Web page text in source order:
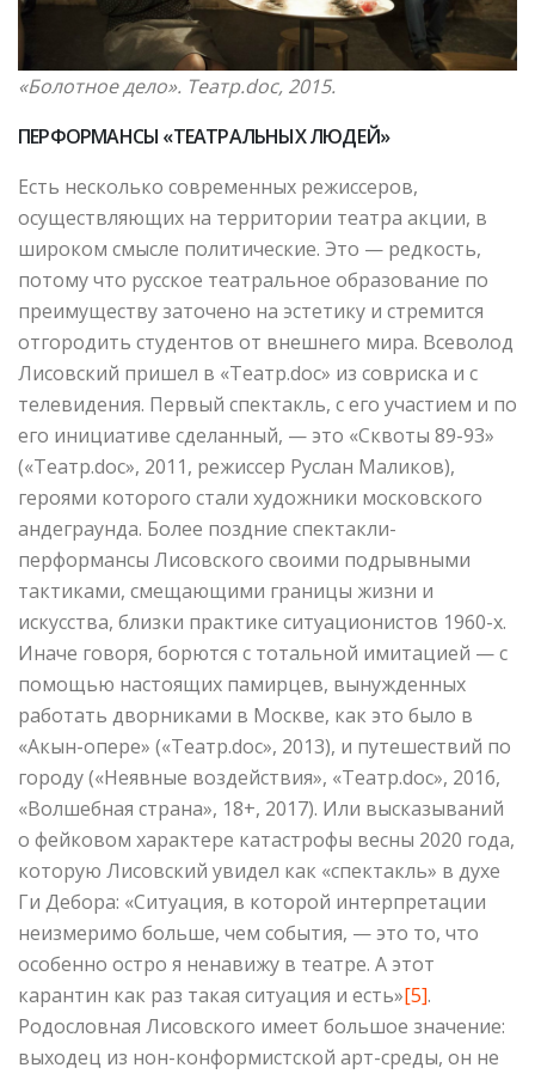
«Болотное дело». Театр.doc, 2015.
ПЕРФОРМАНСЫ «ТЕАТРАЛЬНЫХ ЛЮДЕЙ»
Есть несколько современных режиссеров,
осуществляющих на территории театра акции, в
широком смысле политические. Это — редкость,
потому что русское театральное образование по
преимуществу заточено на эстетику и стремится
отгородить студентов от внешнего мира. Всеволод
Лисовский пришел в «Театр.doc» из совриска и с
телевидения. Первый спектакль, с его участием и по
его инициативе сделанный, — это «Сквоты 89-93»
(«Театр.doc», 2011, режиссер Руслан Маликов),
героями которого стали художники московского
андеграунда. Более поздние спектакли-
перформансы Лисовского своими подрывными
тактиками, смещающими границы жизни и
искусства, близки практике ситуационистов 1960-х.
Иначе говоря, борются с тотальной имитацией — с
помощью настоящих памирцев, вынужденных
работать дворниками в Москве, как это было в
«Акын-опере» («Театр.doc», 2013), и путешествий по
городу («Неявные воздействия», «Театр.doc», 2016,
«Волшебная страна», 18+, 2017). Или высказываний
о фейковом характере катастрофы весны 2020 года,
которую Лисовский увидел как «спектакль» в духе
Ги Дебора: «Ситуация, в которой интерпретации
неизмеримо больше, чем события, — это то, что
особенно остро я ненавижу в театре. А этот
карантин как раз такая ситуация и есть»[5].
Родословная Лисовского имеет большое значение:
выходец из нон-конформистской арт-среды, он не